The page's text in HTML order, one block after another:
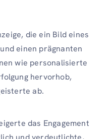
die ein Bild eines
einen prägnanten
wie personalisierte
hervorhob,
ab.
das Engagement